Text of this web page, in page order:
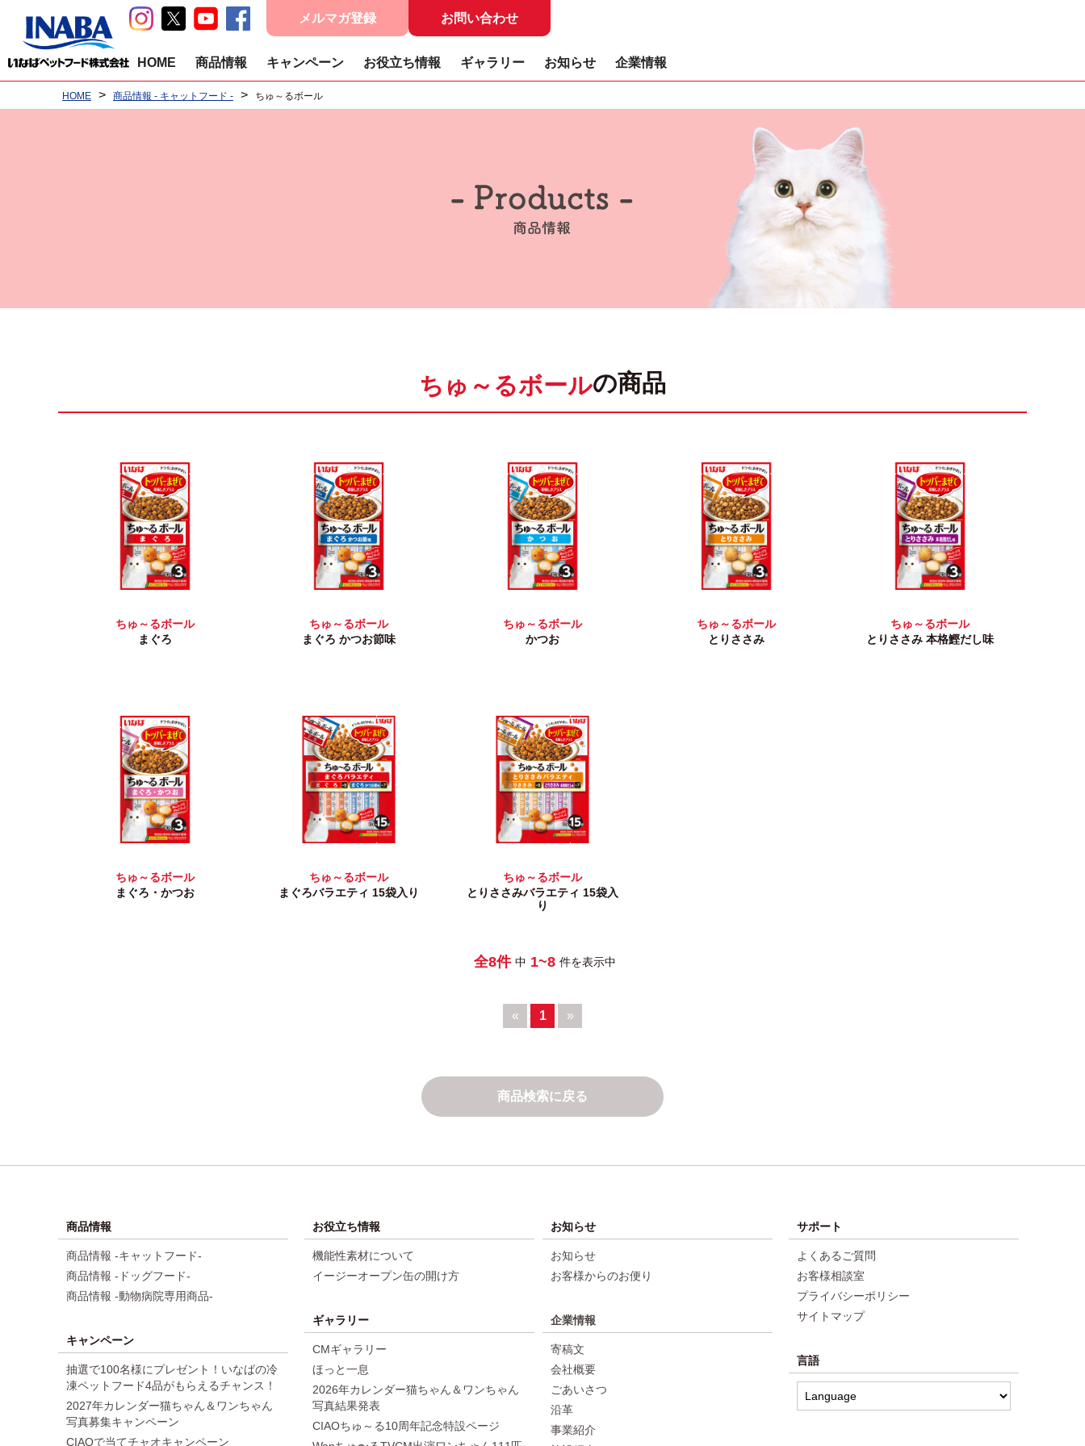
メルマガ登録 お問い合わせ
HOME 商品情報 キャンペーン お役立ち情報 ギャラリー お知らせ 企業情報
HOME > 商品情報 - キャットフード - > ちゅ～るボール
ちゅ～るボールの商品
ちゅ～るボール
まぐろ
ちゅ～るボール
まぐろ かつお節味
ちゅ～るボール
かつお
ちゅ～るボール
とりささみ
ちゅ～るボール
とりささみ 本格鰹だし味
ちゅ～るボール
まぐろ・かつお
ちゅ～るボール
まぐろバラエティ 15袋入り
ちゅ～るボール
とりささみバラエティ 15袋入
り
全8件 中 1~8 件を表示中
« 1 »
商品検索に戻る
商品情報
商品情報 -キャットフード-
商品情報 -ドッグフード-
商品情報 -動物病院専用商品-
キャンペーン
抽選で100名様にプレゼント！いなばの冷
凍ペットフード4品がもらえるチャンス！
2027年カレンダー猫ちゃん＆ワンちゃん
写真募集キャンペーン
CIAOで当てチャオキャンペーン
お役立ち情報
機能性素材について
イージーオープン缶の開け方
ギャラリー
CMギャラリー
ほっと一息
2026年カレンダー猫ちゃん＆ワンちゃん
写真結果発表
CIAOちゅ～る10周年記念特設ページ
お知らせ
お知らせ
お客様からのお便り
企業情報
寄稿文
会社概要
ごあいさつ
沿革
事業紹介
サポート
よくあるご質問
お客様相談室
プライバシーポリシー
サイトマップ
言語